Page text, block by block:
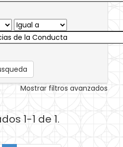
Mostrar filtros avanzados
1-1 de 1.